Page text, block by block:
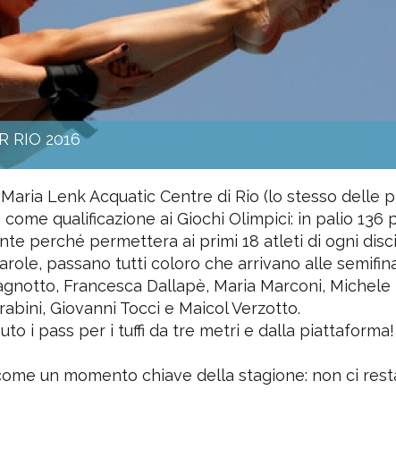
RIO 2016
Lenk Acquatic Centre di Rio (lo stesso delle
come qualificazione ai Giochi Olimpici: in palio 136
perché permettera ai primi 18 atleti di ogni
passano tutti coloro che arrivano alle
Francesca Dallapè, Maria Marconi, Michele
Giovanni Tocci e Maicol Verzotto.
i pass per i tuffi da tre metri e dalla piattaforma!
un momento chiave della stagione: non ci